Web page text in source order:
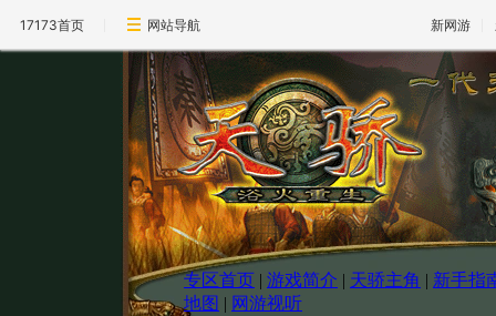
17173首页 网站导航 新网游
专区首页 | 游戏简介 | 天骄主角 | 新手指
地图 | 网游视听